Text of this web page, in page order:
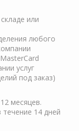
или
любого
услуг
под заказ)
месяцев.
14 дней